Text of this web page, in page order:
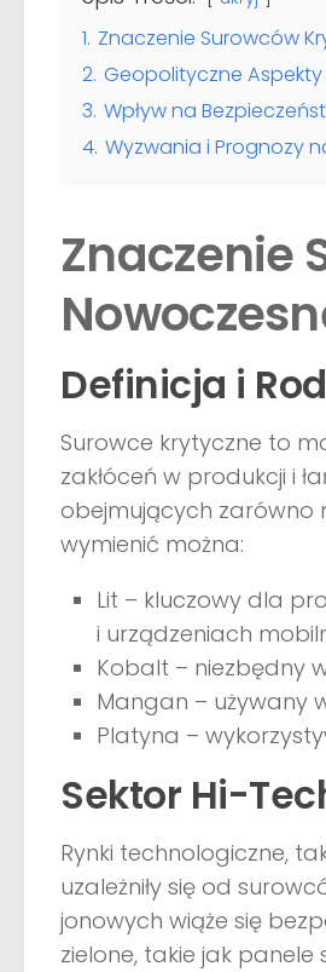
1. Znaczenie Surowców
2. Geopolityczne
3. Wpływ na
4. Wyzwania i Prognozy
Znaczenie
Definicja i
Surowce krytyczne to
zakłóceń w produkcji i
obejmujących zarówno
wymienić można:
Lit – kluczowy dla
i urządzeniach
Kobalt – niezbędny
Mangan – używany
Platyna –
Sektor Hi-
Rynki technologiczne,
uzależniły się od
jonowych wiąże się
zielone, takie jak